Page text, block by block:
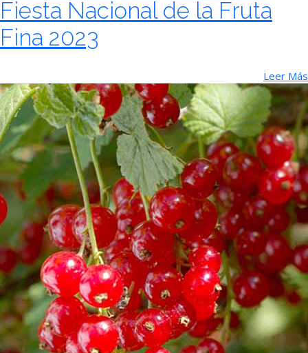
Fiesta Nacional de la Fruta
Fina 2023
Leer Más